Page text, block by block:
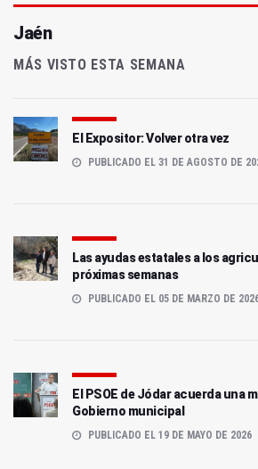
Jaén
MÁS VISTO ESTA SEMANA
El Expositor: Volver otra vez
PUBLICADO EL 31 DE AGOSTO DE
Las ayudas estatales a los
próximas semanas
PUBLICADO EL 05 DE MARZO DE
El PSOE de Jódar acuerda una
Gobierno municipal
PUBLICADO EL 19 DE MAYO DE 2026